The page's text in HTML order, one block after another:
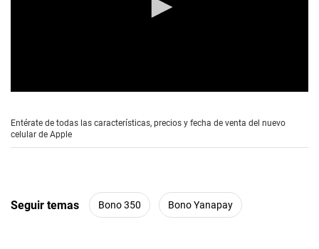
e
c
f
0
Entérate de todas las características, precios y fecha de venta del nuevo
celular de Apple
Seguir temas Bono 350 Bono Yanapay